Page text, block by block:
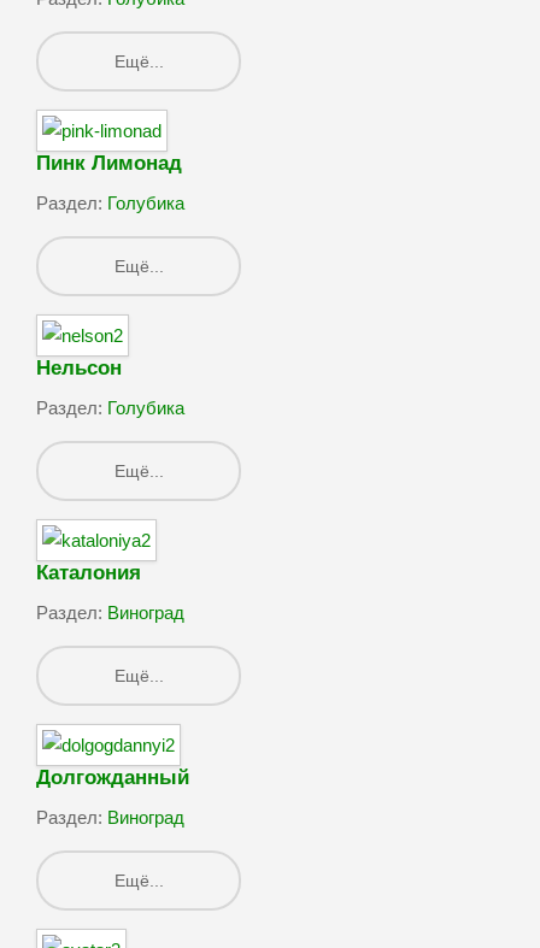
Ещё...
Пинк Лимонад
Раздел: Голубика
Ещё...
Нельсон
Раздел: Голубика
Ещё...
Каталония
Раздел: Виноград
Ещё...
Долгожданный
Раздел: Виноград
Ещё...